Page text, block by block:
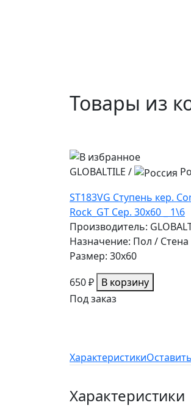
Товары из
GLOBALTILE /
ST183VG Ступень кер.
Rock_GT Сер. 30x60 _ 1\6
Производитель:
Назначение: Пол / Стена
Размер: 30x60
650 ₽ В корзину
Под заказ
Характеристики
Характеристики